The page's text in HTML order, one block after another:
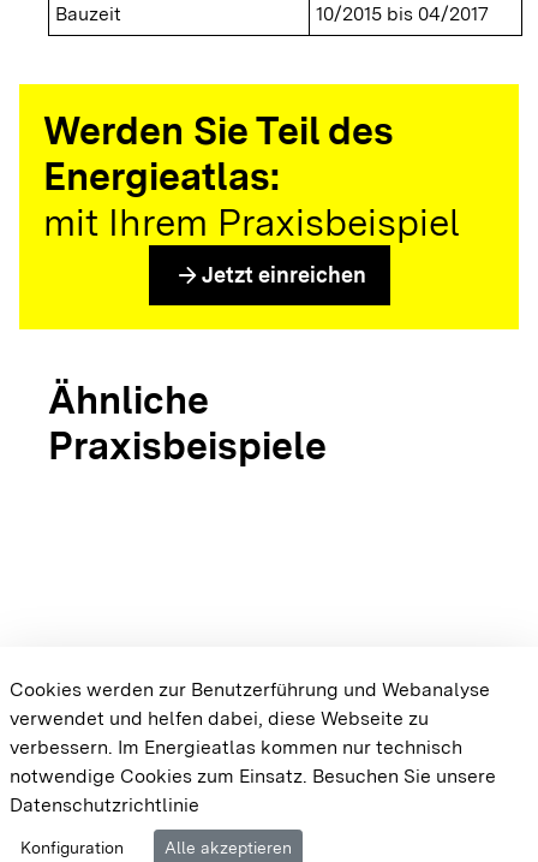
Bauzeit
10/2015 bis 04/2017
Werden Sie Teil des
Energieatlas:
mit Ihrem Praxisbeispiel
arrow_forward Jetzt einreichen
Ähnliche
Praxisbeispiele
{{#displayPraxisbeispielMap}} {{{body}}}
{{/displayPraxisbeispielMap}}
Cookie-EinstellungenBarrierefreiheit
Impressum
Cookies werden zur Benutzerführung und Webanalyse
verwendet und helfen dabei, diese Webseite zu
verbessern. Im Energieatlas kommen nur technisch
notwendige Cookies zum Einsatz. Besuchen Sie unsere
Datenschutzrichtlinie
Konfiguration Alle akzeptieren